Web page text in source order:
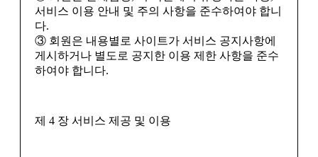
서비스 이용 안내 및 주의 사항을 준수하여야 합니
다.
③ 회원은 내용별로 사이트가 서비스 공지사항에
게시하거나 별도로 공지한 이용 제한 사항을 준수
하여야 합니다.
제 4 장 서비스 제공 및 이용